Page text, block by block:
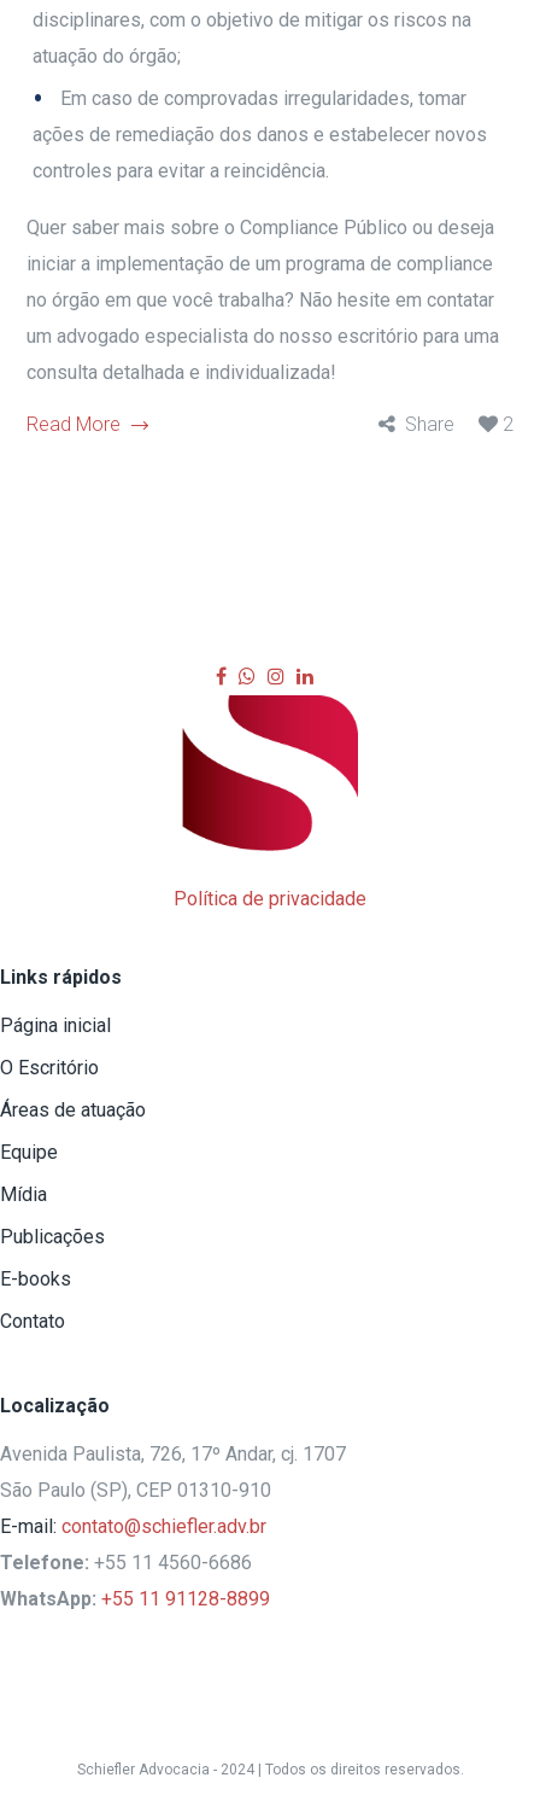
disciplinares, com o objetivo de mitigar os riscos na
atuação do órgão;
Em caso de comprovadas irregularidades, tomar
ações de remediação dos danos e estabelecer novos
controles para evitar a reincidência.
Quer saber mais sobre o Compliance Público ou deseja
iniciar a implementação de um programa de compliance
no órgão em que você trabalha? Não hesite em contatar
um advogado especialista do nosso escritório para uma
consulta detalhada e individualizada!
Read More Share 2
Política de privacidade
Links rápidos
Página inicial
O Escritório
Áreas de atuação
Equipe
Mídia
Publicações
E-books
Contato
Localização
Avenida Paulista, 726, 17º Andar, cj. 1707
São Paulo (SP), CEP 01310-910
E-mail: contato@schiefler.adv.br
Telefone: +55 11 4560-6686
WhatsApp: +55 11 91128-8899
Schiefler Advocacia - 2024 | Todos os direitos reservados.